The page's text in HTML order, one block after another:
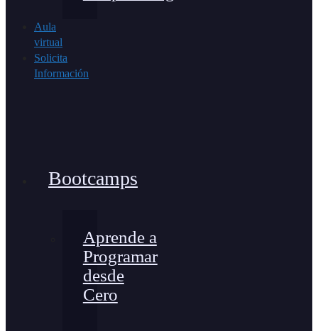
Aula
virtual
Solicita
Información
Bootcamps
Aprende a
Programar
desde
Cero